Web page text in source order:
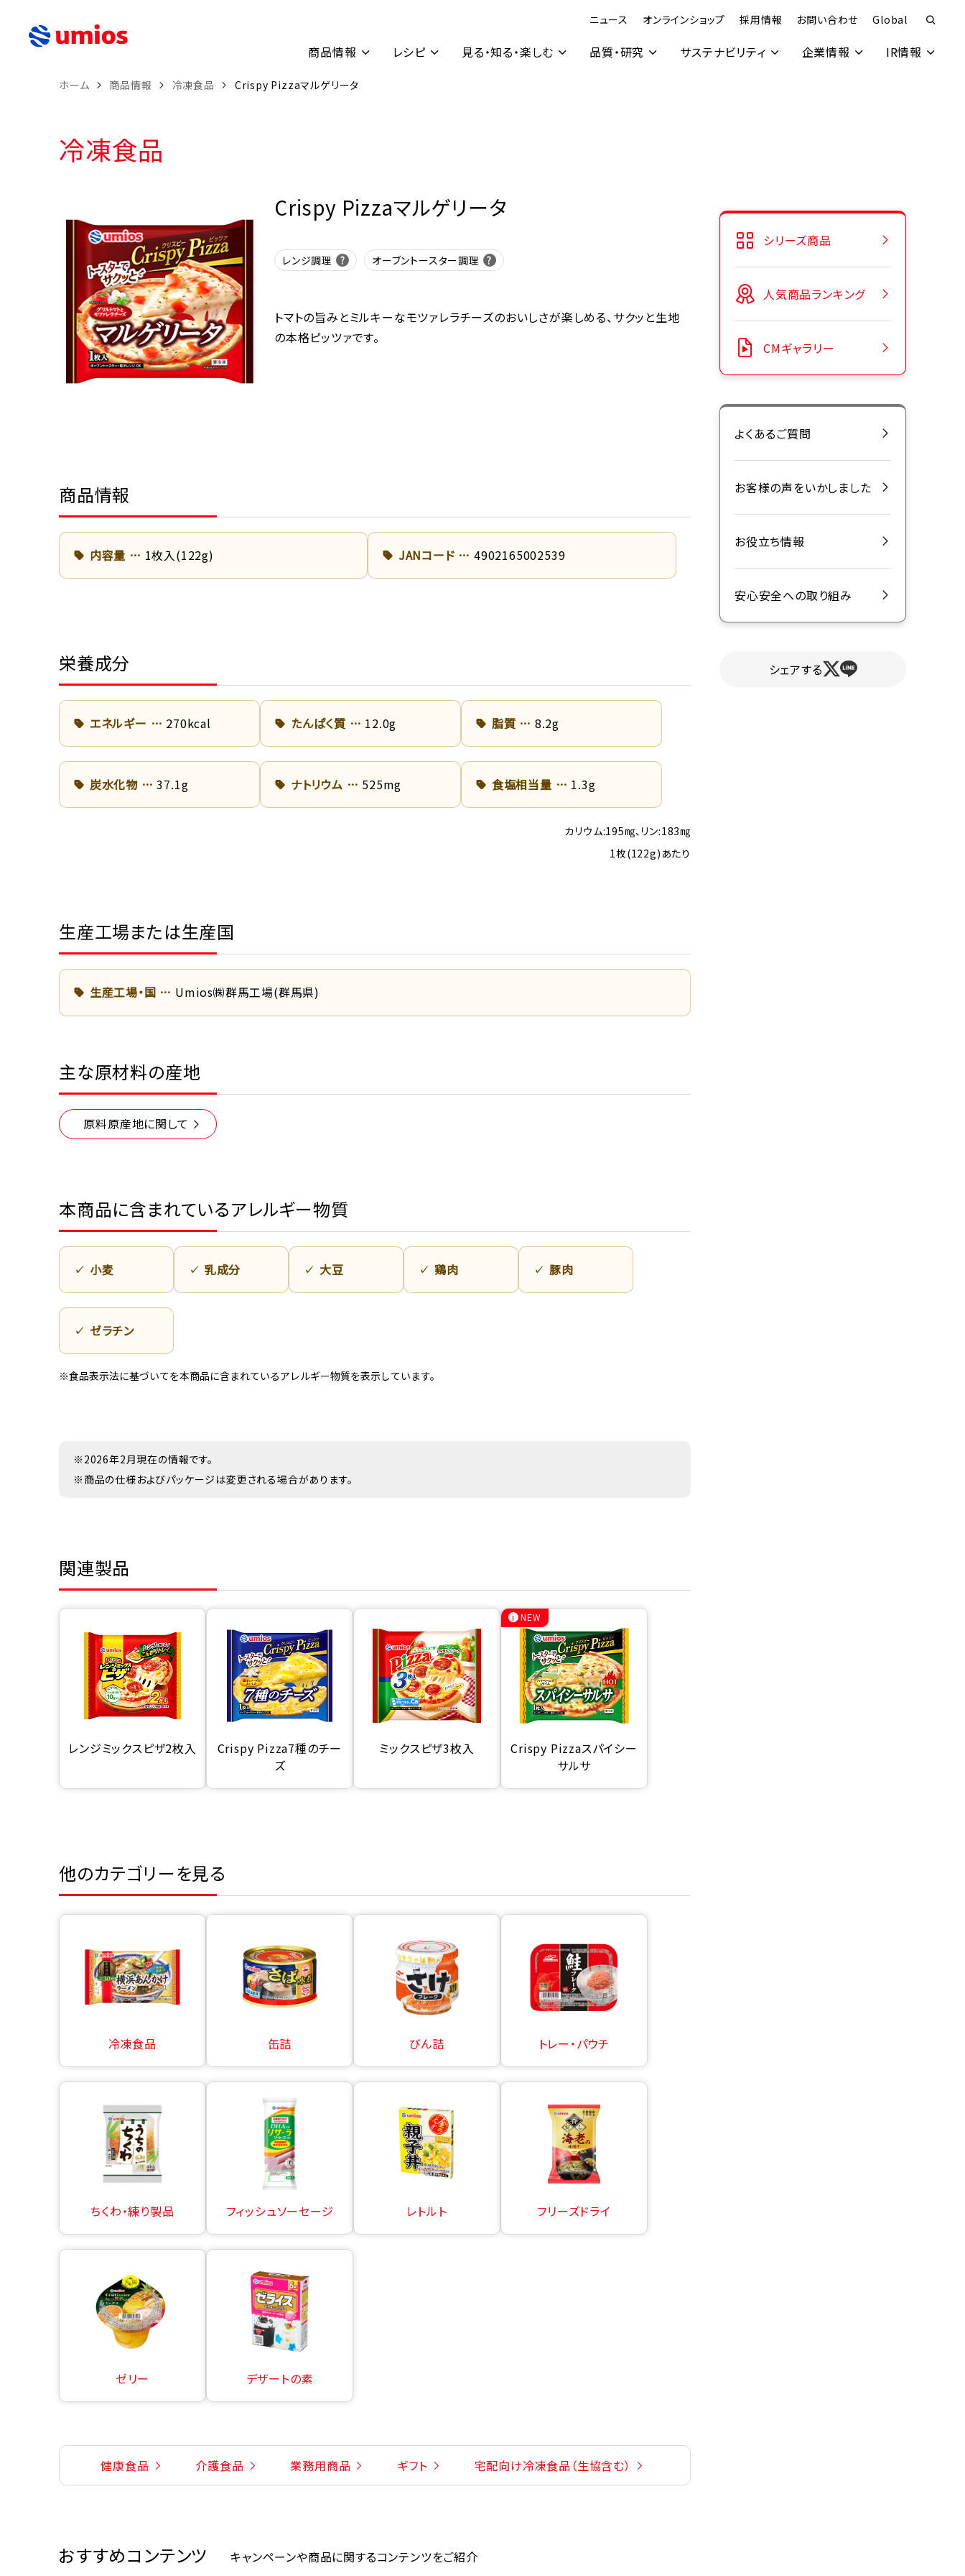
ニュース オンラインショップ 採用情報 お問い合わせ Global
商品情報 レシピ 見る・知る・楽しむ 品質・研究 サステナビリティ 企業情報 IR情報
ホーム 商品情報 冷凍食品 Crispy Pizzaマルゲリータ
冷凍食品
Crispy Pizzaマルゲリータ
レンジ調理 オーブントースター調理
トマトの旨みとミルキーなモツァレラチーズのおいしさが楽しめる、サクッと生地
の本格ピッツァです。
商品情報
内容量 1枚入(122g) JANコード 4902165002539
栄養成分
エネルギー 270kcal たんぱく質 12.0g 脂質 8.2g
炭水化物 37.1g ナトリウム 525mg 食塩相当量 1.3g
カリウム:195㎎、リン:183㎎
1枚(122g)あたり
生産工場または生産国
生産工場・国 Umios㈱群馬工場(群馬県)
主な原材料の産地
原料原産地に関して
本商品に含まれているアレルギー物質
小麦 乳成分 大豆 鶏肉 豚肉
ゼラチン
※食品表示法に基づいてを本商品に含まれているアレルギー物質を表示しています。
※2026年2月現在の情報です。
※商品の仕様およびパッケージは変更される場合があります。
関連製品
レンジミックスピザ2枚入
Crispy Pizza7種のチー
ズ
ミックスピザ3枚入
Crispy Pizzaスパイシー
サルサ
NEW
他のカテゴリーを見る
冷凍食品 缶詰 びん詰 トレー・パウチ
ちくわ・練り製品 フィッシュソーセージ レトルト フリーズドライ
ゼリー デザートの素
健康食品 介護食品 業務用商品 ギフト 宅配向け冷凍食品（生協含む）
おすすめコンテンツ キャンペーンや商品に関するコンテンツをご紹介
シリーズ商品
人気商品ランキング
CMギャラリー
よくあるご質問
お客様の声をいかしました
お役立ち情報
安心安全への取り組み
シェアする